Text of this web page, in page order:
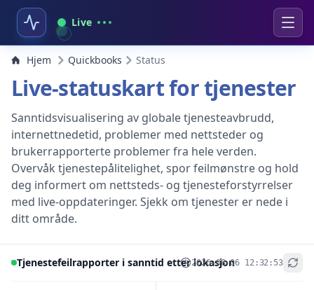
Live
Hjem Quickbooks Status
Live-statuskart for tjenester
Sanntidsvisualisering av globale tjenesteavbrudd,
internettnedetid, problemer med nettsteder og
brukerrapporterte problemer fra hele verden.
Overvåk tjenestepålitelighet, spor feilmønstre og hold
deg informert om nettsteds- og tjenesteforstyrrelser
med live-oppdateringer. Sjekk om tjenester er nede i
ditt område.
Tjenestefeilrapporter i sanntid etter lokasjon2026-08-06 12:32:53
+